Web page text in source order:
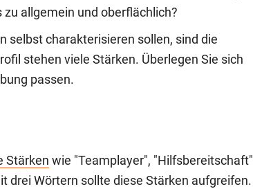
allgemein und oberflächlich?
selbst charakterisieren sollen, sind die
stehen viele Stärken. Überlegen Sie sich
passen.
Stärken wie "Teamplayer", "Hilfsbereitschaft"
drei Wörtern sollte diese Stärken